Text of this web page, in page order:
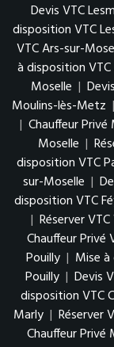
Devis VTC
disposition VTC
VTC Ars-sur-
à disposition
Moselle |
Moulins-lès-Metz |
| Chauffeur
Moselle |
disposition VTC
sur-Moselle |
disposition VTC
| Réserver
Chauffeur Privé
Pouilly | Mise
Pouilly | Devis
disposition VTC
Marly | Réserver
Chauffeur Privé